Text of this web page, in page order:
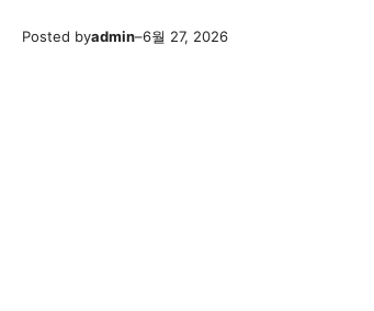
Posted byadmin–6월 27, 2026